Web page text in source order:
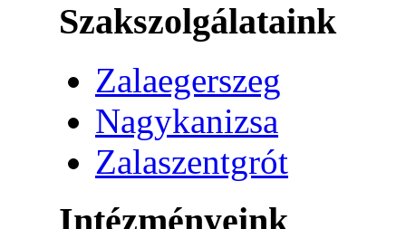
Szakszolgálataink
Zalaegerszeg
Nagykanizsa
Zalaszentgrót
Intézményeink